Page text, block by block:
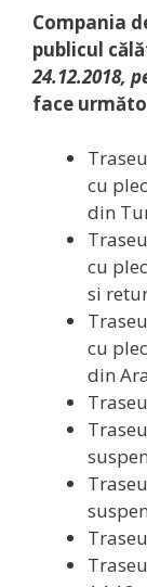
Compania
publicul
24.12.2018,
face
cu
din
cu
si
cu
din